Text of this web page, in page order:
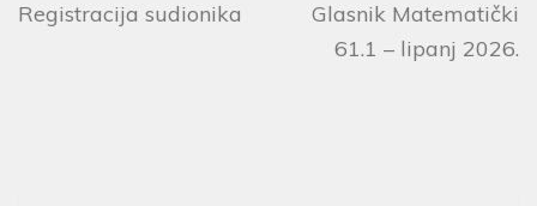
Registracija sudionika
Glasnik Matematički
61.1 – lipanj 2026.